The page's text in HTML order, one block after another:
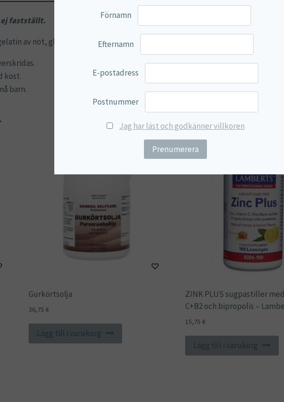
ej fastställt.
av nöt, glycerin), vitamin E (d-alfa tokoferol).
kost.
barn.
Gurkörtsolja
36,75 €
Lägg till i varukorg
ZINK PLUS sugpastiller
C+B2 och bipropolis –
15,75 €
Lägg till i varukorg
Förnamn
Efternamn
E-postadress
Postnummer
Jag har läst och godkänner villkoren